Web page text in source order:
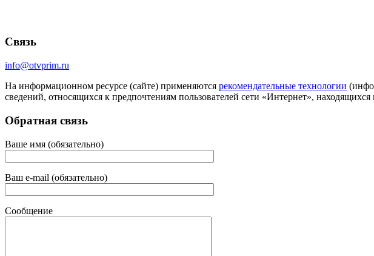
Связь
info@otvprim.ru
На информационном ресурсе (сайте) применяются рекомендательные технологии
сведений, относящихся к предпочтениям пользователей сети «Интернет»,
Обратная связь
Ваше имя (обязательно)
Ваш e-mail (обязательно)
Сообщение